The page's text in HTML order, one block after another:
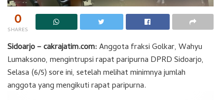
0
SHARES
Sidoarjo – cakrajatim.com:Anggota fraksi Golkar, Wahyu
Lumaksono, mengintrupsi rapat paripurna DPRD Sidoarjo,
Selasa (6/5) sore ini, setelah melihat minimnya jumlah
anggota yang mengikuti rapat paripurna.